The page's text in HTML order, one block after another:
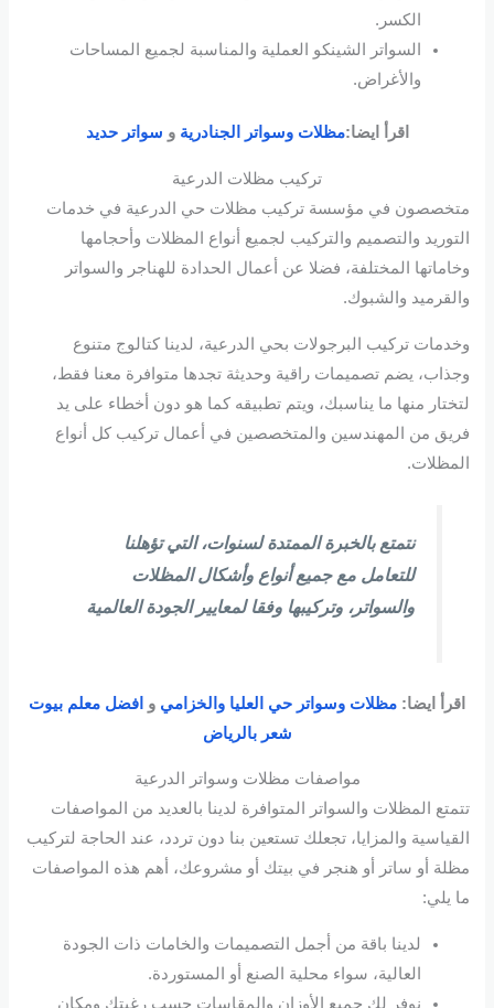
الكسر.
السواتر الشينكو العملية والمناسبة لجميع المساحات
والأغراض.
اقرأ ايضا:مظلات وسواتر الجنادرية و سواتر حديد
تركيب مظلات الدرعية
متخصصون في مؤسسة تركيب مظلات حي الدرعية في خدمات
التوريد والتصميم والتركيب لجميع أنواع المظلات وأحجامها
وخاماتها المختلفة، فضلا عن أعمال الحدادة للهناجر والسواتر
والقرميد والشبوك.
وخدمات تركيب البرجولات بحي الدرعية، لدينا كتالوج متنوع
وجذاب، يضم تصميمات راقية وحديثة تجدها متوافرة معنا فقط،
لتختار منها ما يناسبك، ويتم تطبيقه كما هو دون أخطاء على يد
فريق من المهندسين والمتخصصين في أعمال تركيب كل أنواع
المظلات.
نتمتع بالخبرة الممتدة لسنوات، التي تؤهلنا
للتعامل مع جميع أنواع وأشكال المظلات
والسواتر، وتركيبها وفقا لمعايير الجودة العالمية
اقرأ ايضا: مظلات وسواتر حي العليا والخزامي و افضل معلم بيوت
شعر بالرياض
مواصفات مظلات وسواتر الدرعية
تتمتع المظلات والسواتر المتوافرة لدينا بالعديد من المواصفات
القياسية والمزايا، تجعلك تستعين بنا دون تردد، عند الحاجة لتركيب
مظلة أو ساتر أو هنجر في بيتك أو مشروعك، أهم هذه المواصفات
ما يلي:
لدينا باقة من أجمل التصميمات والخامات ذات الجودة
العالية، سواء محلية الصنع أو المستوردة.
نوفر لك جميع الأوزان والمقاسات حسب رغبتك ومكان